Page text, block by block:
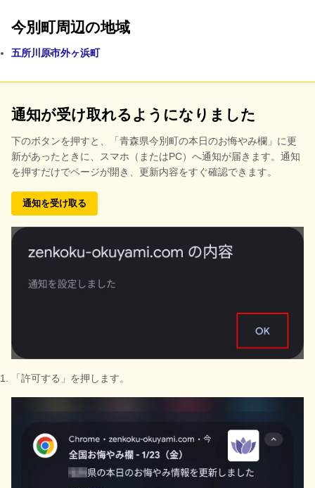
今別町周辺の地域
五所川原市外ヶ浜町
通知が受け取れるようになりました
下のボタンを押すと、
「青森県今別町の本日のお悔やみ欄」に更
新があったときに、スマホ（またはPC）へ通知が届きます。通知
を押すだけでページが開き、更新内容をすぐ確認できます。
通知を受け取る
「許可する」を押します。